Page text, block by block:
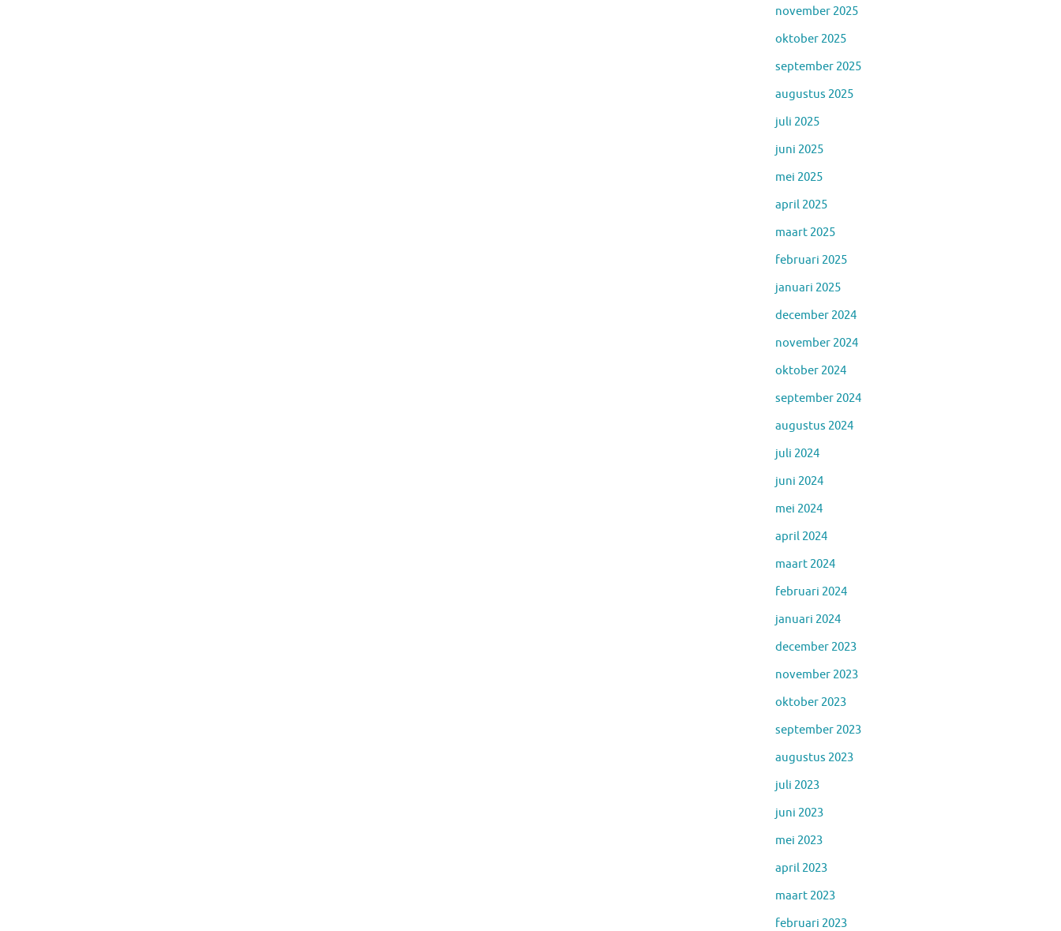
november 2025
oktober 2025
september 2025
augustus 2025
juli 2025
juni 2025
mei 2025
april 2025
maart 2025
februari 2025
januari 2025
december 2024
november 2024
oktober 2024
september 2024
augustus 2024
juli 2024
juni 2024
mei 2024
april 2024
maart 2024
februari 2024
januari 2024
december 2023
november 2023
oktober 2023
september 2023
augustus 2023
juli 2023
juni 2023
mei 2023
april 2023
maart 2023
februari 2023